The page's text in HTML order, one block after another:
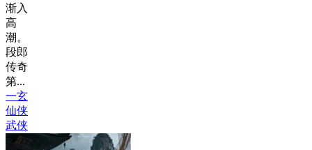
渐入
高
潮。
段郎
传奇
第...
一玄
仙侠
武侠